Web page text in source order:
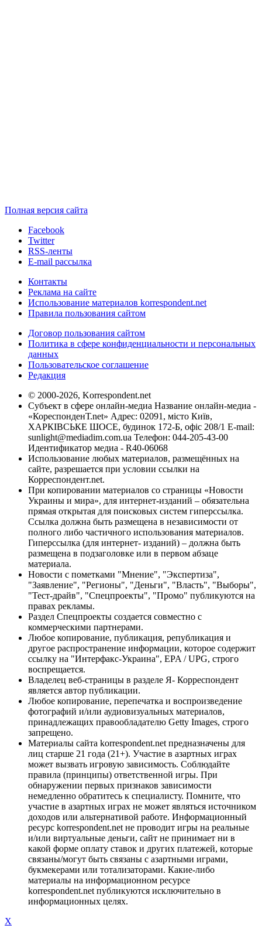
Полная версия сайта
Facebook
Twitter
RSS-ленты
E-mail рассылка
Контакты
Реклама на сайте
Использование материалов korrespondent.net
Правила пользования сайтом
Договор пользования сайтом
Политика в сфере конфиденциальности и персональных
данных
Пользовательское соглашение
Редакция
© 2000-2026, Korrespondent.net
Субъект в сфере онлайн-медиа Название онлайн-медиа -
«КореспонденТ.net» Адрес: 02091, місто Київ,
ХАРКІВСЬКЕ ШОСЕ, будинок 172-Б, офіс 208/1 E-mail:
sunlight@mediadim.com.ua Телефон: 044-205-43-00
Идентификатор медиа - R40-06068
Использование любых материалов, размещённых на
сайте, разрешается при условии ссылки на
Корреспондент.net.
При копировании материалов со страницы «Новости
Украины и мира», для интернет-изданий – обязательна
прямая открытая для поисковых систем гиперссылка.
Ссылка должна быть размещена в независимости от
полного либо частичного использования материалов.
Гиперссылка (для интернет- изданий) – должна быть
размещена в подзаголовке или в первом абзаце
материала.
Новости с пометками "Мнение", "Экспертиза",
"Заявление", "Регионы", "Деньги", "Власть", "Выборы",
"Тест-драйв", "Спецпроекты", "Промо" публикуются на
правах рекламы.
Раздел Спецпроекты создается совместно с
коммерческими партнерами.
Любое копирование, публикация, републикация и
другое распространение информации, которое содержит
ссылку на "Интерфакс-Украина", EPA / UPG, строго
воспрещается.
Владелец веб-страницы в разделе Я- Корреспондент
является автор публикации.
Любое копирование, перепечатка и воспроизведение
фотографий и/или аудиовизуальных материалов,
принадлежащих правообладателю Getty Images, строго
запрещено.
Материалы сайта korrespondent.net предназначены для
лиц старше 21 года (21+). Участие в азартных играх
может вызвать игровую зависимость. Соблюдайте
правила (принципы) ответственной игры. При
обнаружении первых признаков зависимости
немедленно обратитесь к специалисту. Помните, что
участие в азартных играх не может являться источником
доходов или альтернативой работе. Информационный
ресурс korrespondent.net не проводит игры на реальные
и/или виртуальные деньги, сайт не принимает ни в
какой форме оплату ставок и других платежей, которые
связаны/могут быть связаны с азартными играми,
букмекерами или тотализаторами. Какие-либо
материалы на информационном ресурсе
korrespondent.net публикуются исключительно в
информационных целях.
X